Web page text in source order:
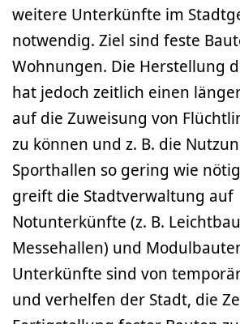
weitere Unterkünfte im
notwendig. Ziel sind feste
Wohnungen. Die Herstellung
hat jedoch zeitlich einen
auf die Zuweisung von
zu können und z. B. die
Sporthallen so gering wie
greift die Stadtverwaltung auf
Notunterkünfte (z. B.
Messehallen) und
Unterkünfte sind von
und verhelfen der Stadt, die